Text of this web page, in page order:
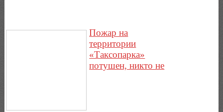
Пожар на
территории
«Таксопарка»
потушен, никто не